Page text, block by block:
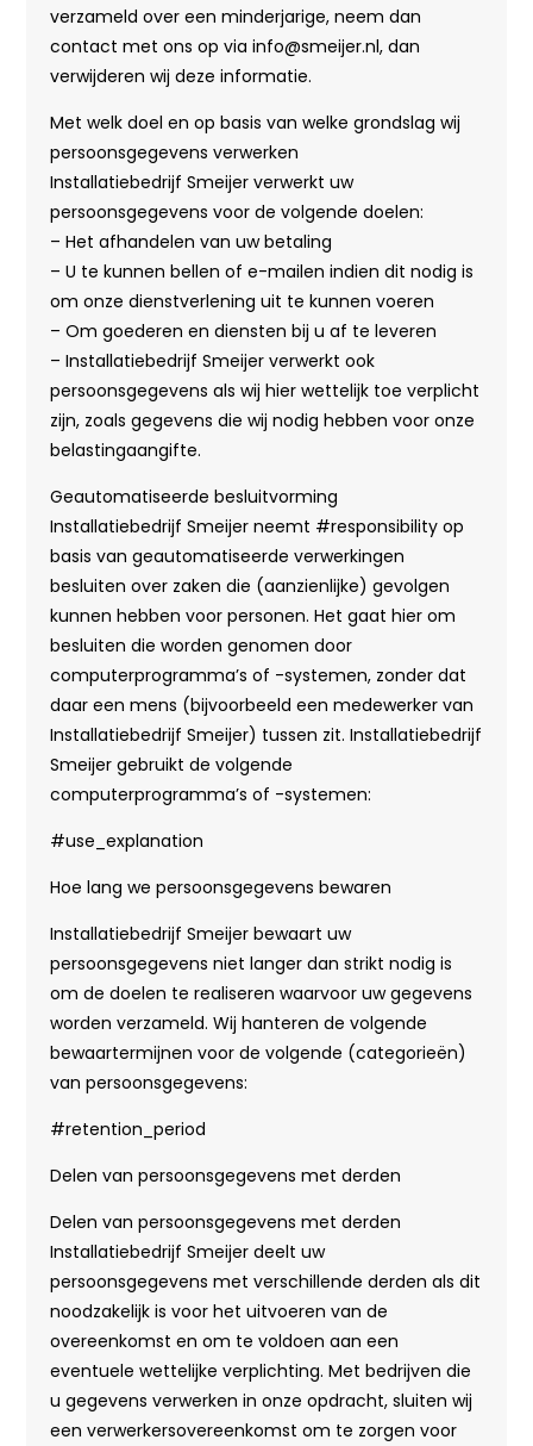
verzameld over een minderjarige, neem dan
contact met ons op via info@smeijer.nl, dan
verwijderen wij deze informatie.
Met welk doel en op basis van welke grondslag wij
persoonsgegevens verwerken
Installatiebedrijf Smeijer verwerkt uw
persoonsgegevens voor de volgende doelen:
– Het afhandelen van uw betaling
– U te kunnen bellen of e-mailen indien dit nodig is
om onze dienstverlening uit te kunnen voeren
– Om goederen en diensten bij u af te leveren
– Installatiebedrijf Smeijer verwerkt ook
persoonsgegevens als wij hier wettelijk toe verplicht
zijn, zoals gegevens die wij nodig hebben voor onze
belastingaangifte.
Geautomatiseerde besluitvorming
Installatiebedrijf Smeijer neemt #responsibility op
basis van geautomatiseerde verwerkingen
besluiten over zaken die (aanzienlijke) gevolgen
kunnen hebben voor personen. Het gaat hier om
besluiten die worden genomen door
computerprogramma’s of -systemen, zonder dat
daar een mens (bijvoorbeeld een medewerker van
Installatiebedrijf Smeijer) tussen zit. Installatiebedrijf
Smeijer gebruikt de volgende
computerprogramma’s of -systemen:
#use_explanation
Hoe lang we persoonsgegevens bewaren
Installatiebedrijf Smeijer bewaart uw
persoonsgegevens niet langer dan strikt nodig is
om de doelen te realiseren waarvoor uw gegevens
worden verzameld. Wij hanteren de volgende
bewaartermijnen voor de volgende (categorieën)
van persoonsgegevens:
#retention_period
Delen van persoonsgegevens met derden
Delen van persoonsgegevens met derden
Installatiebedrijf Smeijer deelt uw
persoonsgegevens met verschillende derden als dit
noodzakelijk is voor het uitvoeren van de
overeenkomst en om te voldoen aan een
eventuele wettelijke verplichting. Met bedrijven die
u gegevens verwerken in onze opdracht, sluiten wij
een verwerkersovereenkomst om te zorgen voor